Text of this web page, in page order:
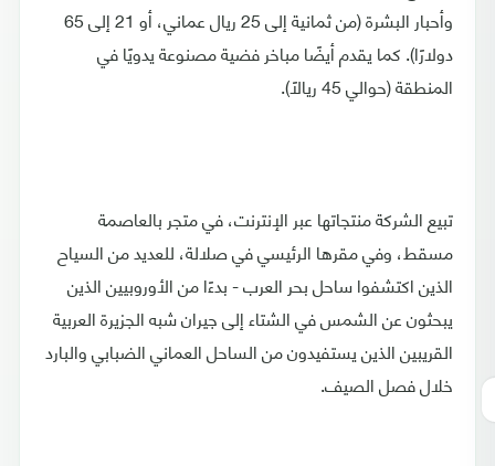
وأحبار البشرة (من ثمانية إلى 25 ريال عماني، أو 21 إلى 65
دولارًا). كما يقدم أيضًا مباخر فضية مصنوعة يدويًا في
المنطقة (حوالي 45 ريالًا).
تبيع الشركة منتجاتها عبر الإنترنت، في متجر بالعاصمة
مسقط، وفي مقرها الرئيسي في صلالة، للعديد من السياح
الذين اكتشفوا ساحل بحر العرب - بدءًا من الأوروبيين الذين
يبحثون عن الشمس في الشتاء إلى جيران شبه الجزيرة العربية
القريبين الذين يستفيدون من الساحل العماني الضبابي والبارد
خلال فصل الصيف.